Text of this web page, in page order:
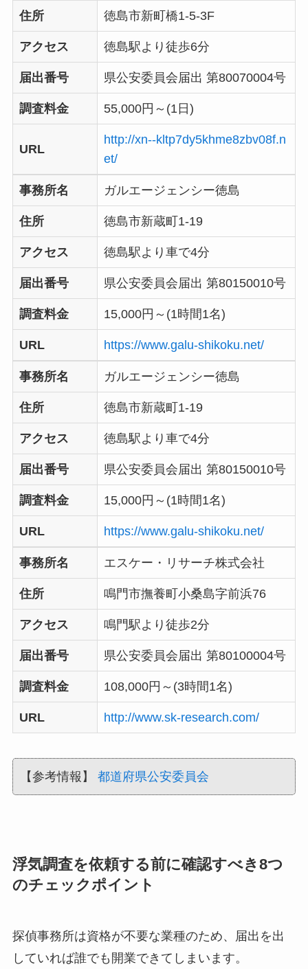
住所 徳島市新町橋1-5-3F
アクセス 徳島駅より徒歩6分
届出番号 県公安委員会届出 第80070004号
調査料金 55,000円～(1日)
URL
http://xn--kltp7dy5khme8zbv08f.n
et/
事務所名 ガルエージェンシー徳島
住所 徳島市新蔵町1-19
アクセス 徳島駅より車で4分
届出番号 県公安委員会届出 第80150010号
調査料金 15,000円～(1時間1名)
URL https://www.galu-shikoku.net/
事務所名 ガルエージェンシー徳島
住所 徳島市新蔵町1-19
アクセス 徳島駅より車で4分
届出番号 県公安委員会届出 第80150010号
調査料金 15,000円～(1時間1名)
URL https://www.galu-shikoku.net/
事務所名 エスケー・リサーチ株式会社
住所 鳴門市撫養町小桑島字前浜76
アクセス 鳴門駅より徒歩2分
届出番号 県公安委員会届出 第80100004号
調査料金 108,000円～(3時間1名)
URL http://www.sk-research.com/
【参考情報】 都道府県公安委員会
浮気調査を依頼する前に確認すべき8つ
のチェックポイント
探偵事務所は資格が不要な業種のため、届出を出
していれば誰でも開業できてしまいます。